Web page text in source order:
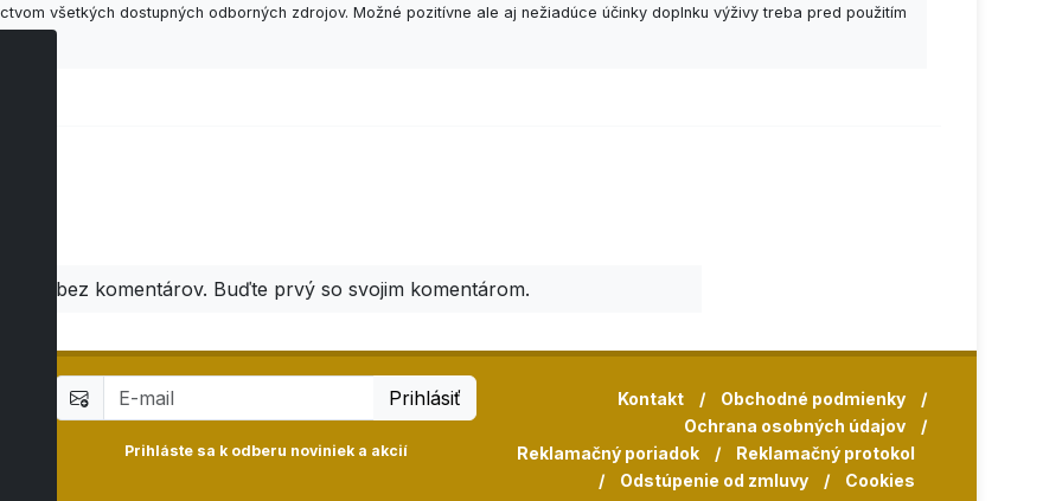
všetkých dostupných odborných zdrojov. Možné pozitívne ale aj nežiadúce účinky doplnku výživy treba pred použitím
Zatiaľ bez komentárov. Buďte prvý so svojim komentárom.
Prihlásiť
Prihláste sa k odberu noviniek a akcií
Kontakt / Obchodné podmienky
/
Ochrana osobných údajov
/
Reklamačný poriadok
/
Reklamačný protokol
/
Odstúpenie od zmluvy / Cookies